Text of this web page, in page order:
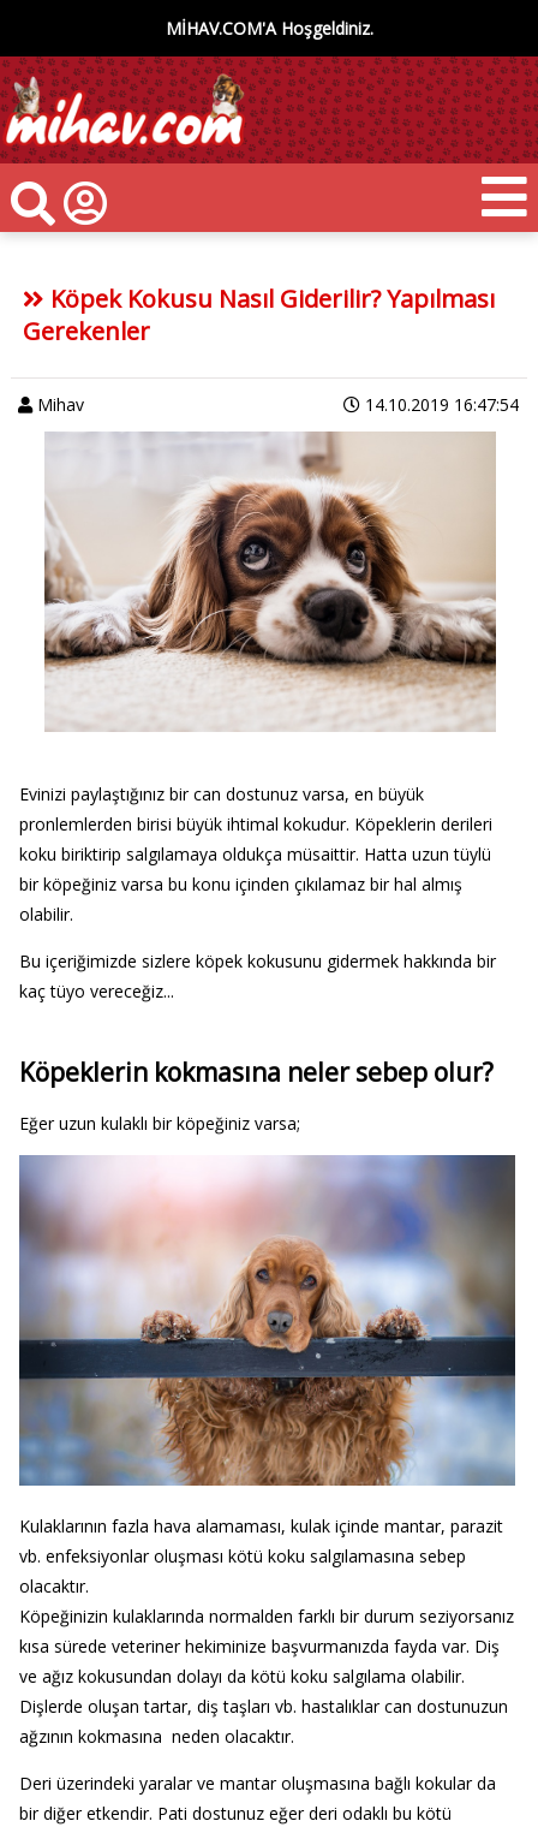
MİHAV.COM'A Hoşgeldiniz.
Köpek Kokusu Nasıl Giderilir? Yapılması
Gerekenler
Mihav 14.10.2019 16:47:54
Evinizi paylaştığınız bir can dostunuz varsa, en büyük
pronlemlerden birisi büyük ihtimal kokudur. Köpeklerin derileri
koku biriktirip salgılamaya oldukça müsaittir. Hatta uzun tüylü
bir köpeğiniz varsa bu konu içinden çıkılamaz bir hal almış
olabilir.
Bu içeriğimizde sizlere köpek kokusunu gidermek hakkında bir
kaç tüyo vereceğiz...
Köpeklerin kokmasına neler sebep olur?
Eğer uzun kulaklı bir köpeğiniz varsa;
Kulaklarının fazla hava alamaması, kulak içinde mantar, parazit
vb. enfeksiyonlar oluşması kötü koku salgılamasına sebep
olacaktır.
Köpeğinizin kulaklarında normalden farklı bir durum seziyorsanız
kısa sürede veteriner hekiminize başvurmanızda fayda var. Diş
ve ağız kokusundan dolayı da kötü koku salgılama olabilir.
Dişlerde oluşan tartar, diş taşları vb. hastalıklar can dostunuzun
ağzının kokmasına neden olacaktır.
Deri üzerindeki yaralar ve mantar oluşmasına bağlı kokular da
bir diğer etkendir. Pati dostunuz eğer deri odaklı bu kötü